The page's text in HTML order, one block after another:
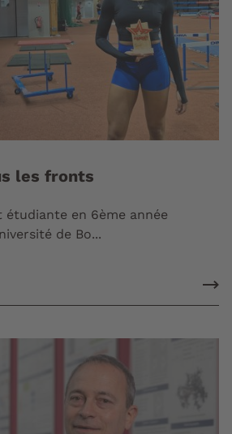
les fronts
étudiante en 6ème année
de Bo...